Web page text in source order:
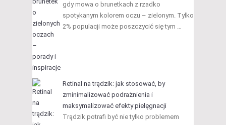
gdy mowa o brunetkach z rzadko
spotykanym kolorem oczu – zielonym. Tylko
2% populacji może poszczycić się tym …
Retinal na trądzik: jak stosować, by
zminimalizować podrażnienia i
maksymalizować efekty pielęgnacji
Trądzik potrafi być nie tylko problemem